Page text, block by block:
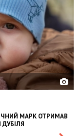
HOW UKRAINIAN
INVESTMENTS AND